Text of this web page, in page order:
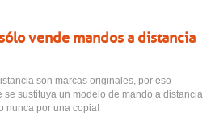
vende mandos a distancia
son marcas originales, por eso
se sustituya un modelo de mando a distancia
nunca por una copia!